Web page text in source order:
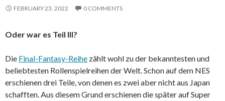
FEBRUARY 23, 2022 0 COMMENTS
Oder war es Teil III?
Die Final-Fantasy-Reihe zählt wohl zu der bekanntesten und
beliebtesten Rollenspielreihen der Welt. Schon auf dem NES
erschienen drei Teile, von denen es zwei aber nicht aus Japan
schafften. Aus diesem Grund erschienen die später auf Super